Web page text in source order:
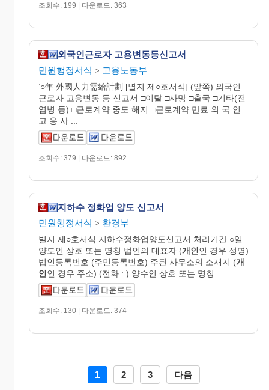
조회수: 199 | 다운로드: 363
외국인근로자 고용변동등신고서
민원행정서식 > 고용노동부
’○年 外國人力需給計劃 [별지 제○호서식] (앞쪽) 외국인
근로자 고용변동 등 신고서 □이탈 □사망 □출국 □기타(전
염병 등) □근로계약 중도 해지 □근로계약 만료 외 국 인
고 용 사 ...
조회수: 379 | 다운로드: 892
지하수 정화업 양도 신고서
민원행정서식 > 환경부
별지 제○호서식 지하수정화업양도신고서 처리기간 ○일
양도인 상호 또는 명칭 법인의 대표자 (개인인 경우 성명)
법인등록번호 (주민등록번호) 주된 사무소의 소재지 (개
인인 경우 주소) (전화 : ) 양수인 상호 또는 명칭
조회수: 130 | 다운로드: 374
1 2 3 다음